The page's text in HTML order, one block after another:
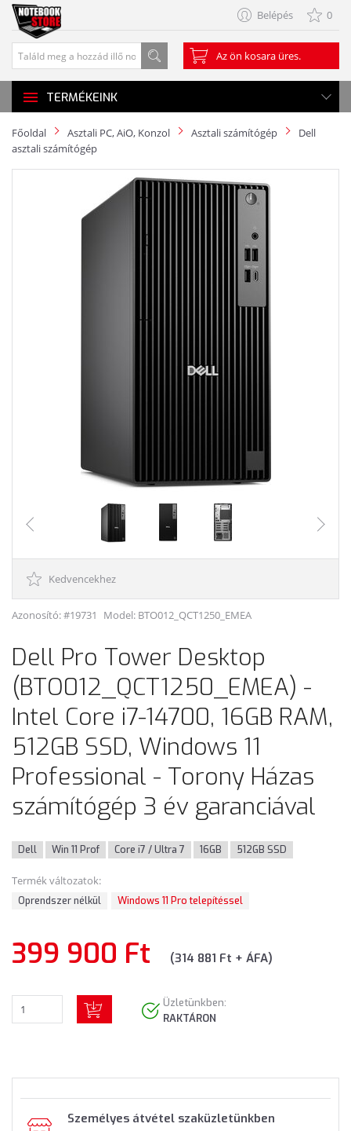
Belépés 0
Az ön kosara üres.
TERMÉKEINK
Főoldal Asztali PC, AiO, Konzol Asztali számítógép
Dell
asztali számítógép
Kedvencekhez
Azonosító: #19731 Model: BTO012_QCT1250_EMEA
Dell Pro Tower Desktop
(BTO012_QCT1250_EMEA) -
Intel Core i7-14700, 16GB RAM,
512GB SSD, Windows 11
Professional - Torony Házas
számítógép 3 év garanciával
Dell Win 11 Prof Core i7 / Ultra 7 16GB 512GB SSD
Termék változatok:
Oprendszer nélkül Windows 11 Pro telepítéssel
399 900 Ft (314 881 Ft + ÁFA)
Üzletünkben:
RAKTÁRON
Személyes átvétel szaküzletünkben